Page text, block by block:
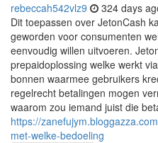
rebeccah542vlz9 324 days
Dit toepassen over JetonCash
geworden voor consumenten
eenvoudig willen uitvoeren.
prepaidoplossing welke werkt
bonnen waarmee gebruikers
regelrecht betalingen mogen
waarom zou iemand juist die
https://
met-welke-bedoeling